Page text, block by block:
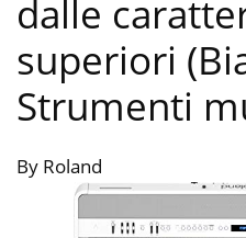
dalle
superiori
Strumenti
By Roland